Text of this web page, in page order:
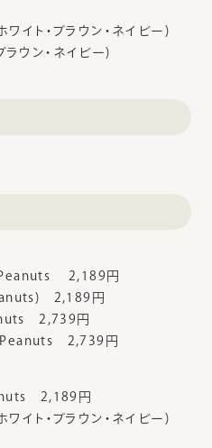
イト・ブラウン・ネイビー)
ウン・ネイビー)
Peanuts 2,189円
2,189円
2,739円
Peanuts 2,739円
2,189円
イト・ブラウン・ネイビー)